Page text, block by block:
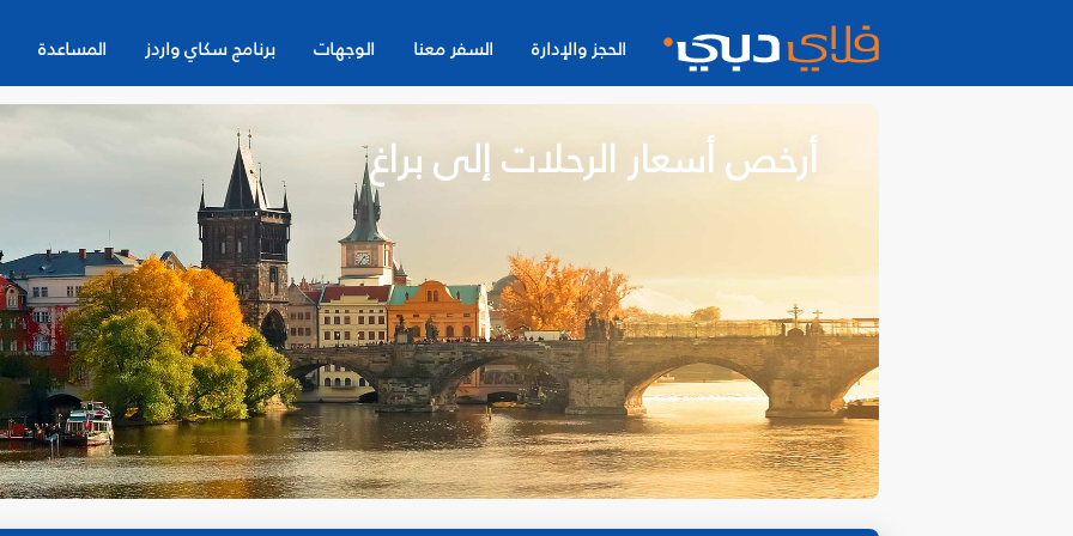
الحجز والإدارة السفر معنا الوجهات برنامج سكاي واردز المساعدة
أرخص أسعار الرحلات إلى براغ